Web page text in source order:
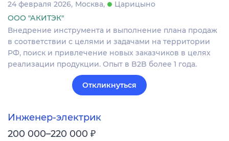
24 февраля 2026 Москва
Царицыно
ООО "АКИТЭК"
Внедрение инструмента и выполнение плана продаж
в соответствии с целями и задачами на территории
РФ, поиск и привлечение новых заказчиков в целях
реализации продукции. Опыт в B2B более 1 года.
Откликнуться
Инженер-электрик
200 000–220 000 ₽